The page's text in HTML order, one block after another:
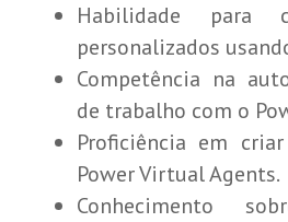
Habilidade para
personalizados
Competência na
de trabalho com o
Proficiência em
Power Virtual Agents.
Conhecimento